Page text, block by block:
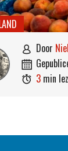
 door

 3 min